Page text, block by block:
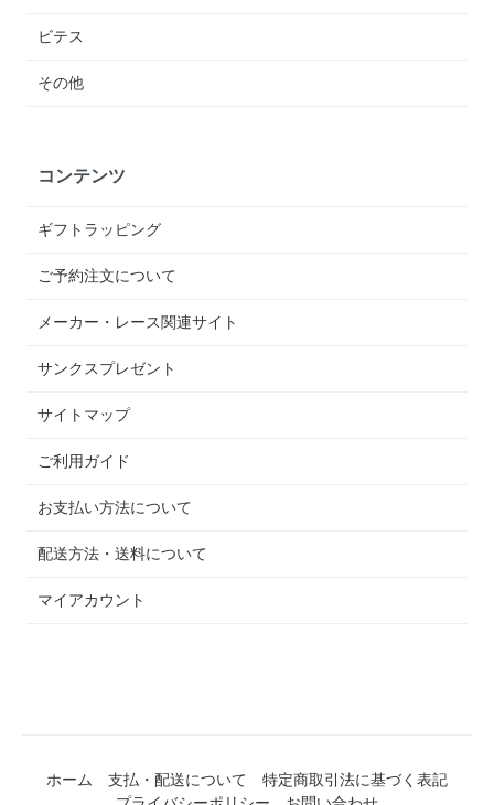
ビテス
その他
コンテンツ
ギフトラッピング
ご予約注文について
メーカー・レース関連サイト
サンクスプレゼント
サイトマップ
ご利用ガイド
お支払い方法について
配送方法・送料について
マイアカウント
ホーム 支払・配送について
特定商取引法に基づく表記